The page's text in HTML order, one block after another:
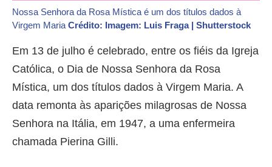
Nossa Senhora da Rosa Mística é um dos títulos dados à
Virgem Maria Crédito: Imagem: Luis Fraga | Shutterstock
Em 13 de julho é celebrado, entre os fiéis da Igreja
Católica, o Dia de Nossa Senhora da Rosa
Mística, um dos títulos dados à Virgem Maria. A
data remonta às aparições milagrosas de Nossa
Senhora na Itália, em 1947, a uma enfermeira
chamada Pierina Gilli.